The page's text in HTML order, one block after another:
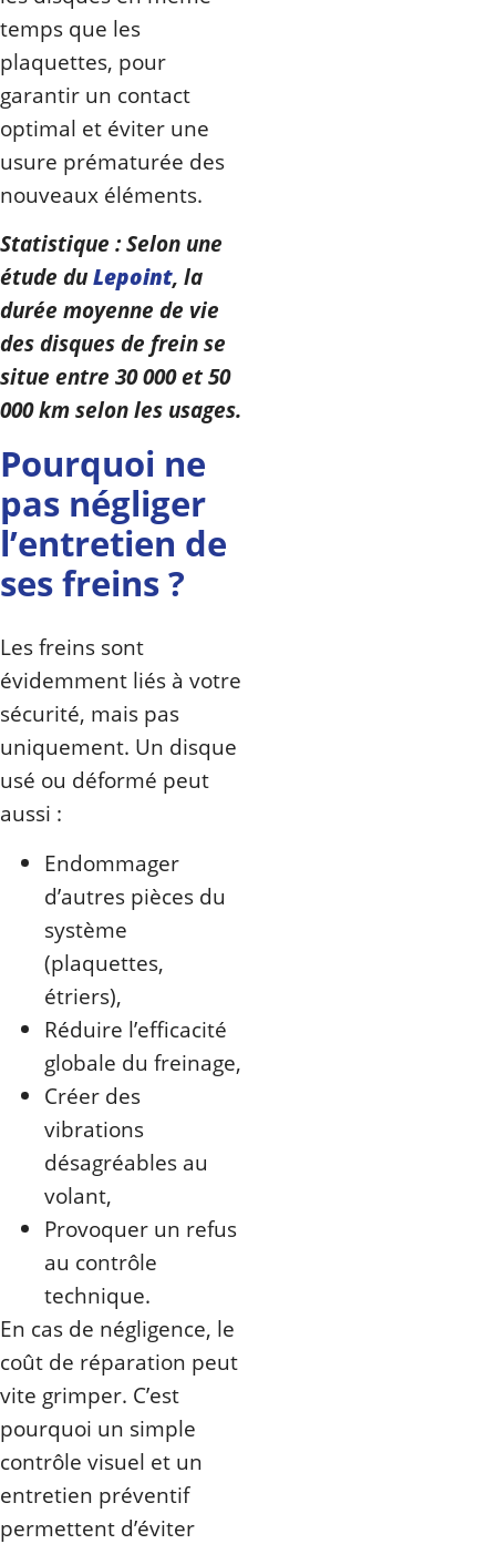
temps que les
plaquettes, pour
garantir un contact
optimal et éviter une
usure prématurée des
nouveaux éléments.
Statistique : Selon une
étude duLepoint, la
durée moyenne de vie
des disques de frein se
situe entre 30 000 et 50
000 km selon les usages.
Pourquoi ne
pas négliger
l’entretien de
ses freins ?
Les freins sont
évidemment liés à votre
sécurité, mais pas
uniquement. Un disque
usé ou déformé peut
aussi :
Endommager
d’autres pièces du
système
(plaquettes,
étriers),
Réduire l’efficacité
globale du freinage,
Créer des
vibrations
désagréables au
volant,
Provoquer un refus
au contrôle
technique.
En cas de négligence, le
coût de réparation peut
vite grimper. C’est
pourquoi un simple
contrôle visuel et un
entretien préventif
permettent d’éviter